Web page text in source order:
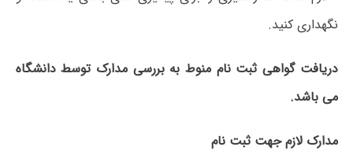
نگهداری کنید.
دریافت گواهی ثبت نام منوط به بررسی مدارک توسط دانشگاه
می باشد.
مدارک لازم جهت ثبت نام